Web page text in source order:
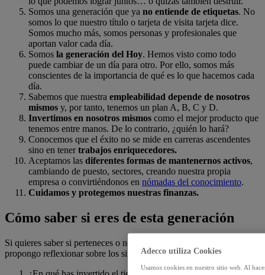
Somos una generación que ya no entiende de etiquetas. No
somos lo que nuestro título o tarjeta de visita tarjeta dice.
Somos mucho más, somos personas y profesionales que
aportan valor cada día.
Somos la generación del Hoy. Hemos visto como todo
puede cambiar de un día para otro. Por ello, somos más
conscientes de la importancia de qué es lo que hacemos cada
día.
Sabemos que nuestra empleabilidad depende de nosotros
mismos y, por tanto, tenemos un plan A, B, C y D.
Invertimos en nosotros mismos como el mejor producto que
tenemos entre manos. De lo contrario, ¿quién lo hará?
Conocemos que el éxito no se mide en carreras ascendentes
sino en tenertrabajos enriquecedores.
Aceptamos las diferentes formas de mantenernos activos,
cambiando de puesto, sectores, creando nuestra propia
empresa o convirtiéndonos en nómadas del conocimiento.
Cuidamos y protegemos nuestras finanzas.
Cómo saber si eres de esta generación
Si quieres saber si perteneces o no a la Generación Covid, te
propongo reflexionar sobre los siguientes aspectos:
Adecco utiliza Cookies
Usamos cookies en nuestro sitio web. Al